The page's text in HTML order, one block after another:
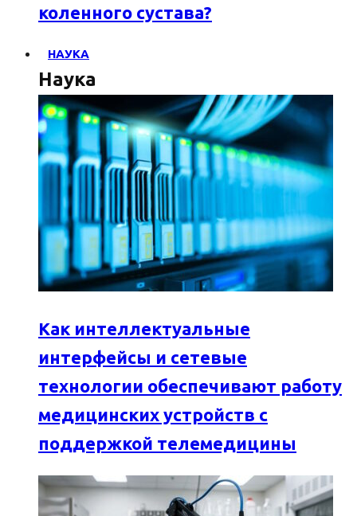
коленного сустава?
НАУКА
Наука
Как интеллектуальные
интерфейсы и сетевые
технологии обеспечивают работу
медицинских устройств с
поддержкой телемедицины